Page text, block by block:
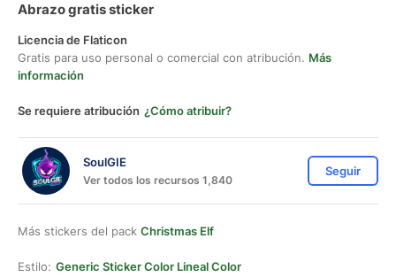
Abrazo gratis sticker
Licencia de Flaticon
Gratis para uso personal o comercial con atribución. Más
información
Se requiere atribución ¿Cómo atribuir?
SoulGIE
Ver todos los recursos 1,840
Seguir
Más stickers del pack Christmas Elf
Estilo: Generic Sticker Color Lineal Color